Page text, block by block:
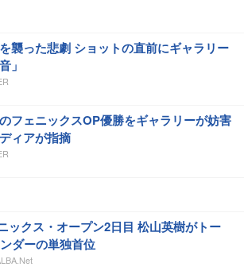
襲った悲劇 ショットの直前にギャラリー
」
フェニックスOP優勝をギャラリーが妨害
ィアが指摘
ックス・オープン2日目 松山英樹がトー
ダーの単独首位